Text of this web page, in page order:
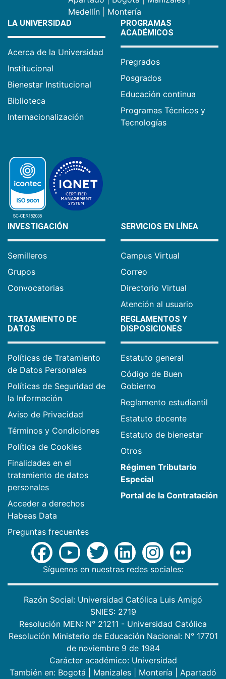
Medellín
Montería
LA UNIVERSIDAD
Acerca de la Universidad
Institucional
Bienestar Institucional
Biblioteca
Internacionalización
PROGRAMAS
ACADÉMICOS
Pregrados
Posgrados
Educación continua
Programas Técnicos y
Tecnologías
INVESTIGACIÓN
Semilleros
Grupos
Convocatorias
SERVICIOS EN LÍNEA
Campus Virtual
Correo
Directorio Virtual
Atención al usuario
TRATAMIENTO DE
DATOS
Políticas de Tratamiento
de Datos Personales
Políticas de Seguridad de
la Información
Aviso de Privacidad
Términos y Condiciones
Política de Cookies
Finalidades en el
tratamiento de datos
personales
Acceder a derechos
Habeas Data
Preguntas frecuentes
REGLAMENTOS Y
DISPOSICIONES
Estatuto general
Código de Buen
Gobierno
Reglamento estudiantil
Estatuto docente
Estatuto de bienestar
Otros
Régimen Tributario
Especial
Portal de la Contratación
Síguenos en nuestras redes sociales:
Razón Social: Universidad Católica Luis Amigó
SNIES: 2719
Resolución MEN: N° 21211 - Universidad Católica
Resolución Ministerio de Educación Nacional: N° 17701
de noviembre 9 de 1984
Carácter académico: Universidad
También en: Bogotá Manizales Montería
Apartadó